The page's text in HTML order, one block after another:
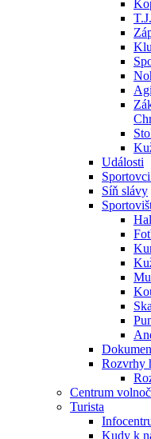
Události
Sportovci
Síň slávy
Rozvrhy
Centrum
Turista
Kudy k